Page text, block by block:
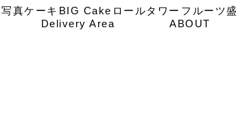
写真ケーキ BIG Cake ロールタワー フルーツ盛
Delivery Area ABOUT